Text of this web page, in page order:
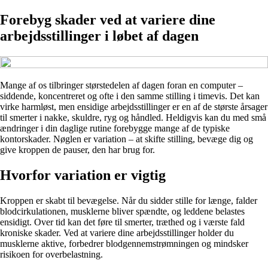
Forebyg skader ved at variere dine
arbejdsstillinger i løbet af dagen
Mange af os tilbringer størstedelen af dagen foran en computer –
siddende, koncentreret og ofte i den samme stilling i timevis. Det kan
virke harmløst, men ensidige arbejdsstillinger er en af de største årsager
til smerter i nakke, skuldre, ryg og håndled. Heldigvis kan du med små
ændringer i din daglige rutine forebygge mange af de typiske
kontorskader. Nøglen er variation – at skifte stilling, bevæge dig og
give kroppen de pauser, den har brug for.
Hvorfor variation er vigtig
Kroppen er skabt til bevægelse. Når du sidder stille for længe, falder
blodcirkulationen, musklerne bliver spændte, og leddene belastes
ensidigt. Over tid kan det føre til smerter, træthed og i værste fald
kroniske skader. Ved at variere dine arbejdsstillinger holder du
musklerne aktive, forbedrer blodgennemstrømningen og mindsker
risikoen for overbelastning.